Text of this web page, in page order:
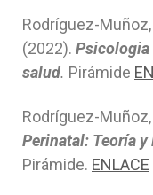
Rodríguez-Muñoz,
(2022). Psicologia
salud. Pirámide
Rodríguez-Muñoz,
Perinatal: Teoría y
Pirámide. ENLACE